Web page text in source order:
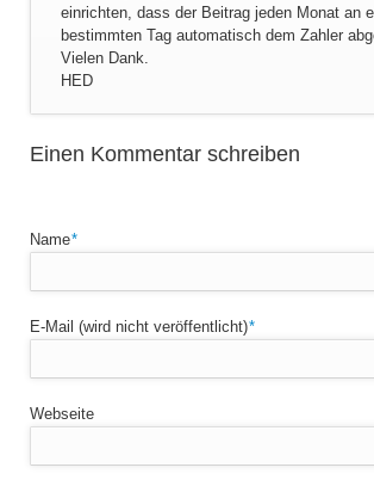
einrichten, dass der Beitrag jeden Monat an
bestimmten Tag automatisch dem Zahler
Vielen Dank.
HED
Einen Kommentar schreiben
Pflichtfeld
Name*
Pflichtfeld
E-Mail (wird nicht veröffentlicht)*
Webseite